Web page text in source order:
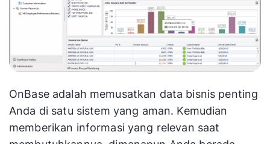
OnBase adalah memusatkan data bisnis penting
Anda di satu sistem yang aman. Kemudian
memberikan informasi yang relevan saat